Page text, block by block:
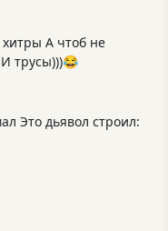
А чтоб не
трусы)))😂
Это дьявол строил: